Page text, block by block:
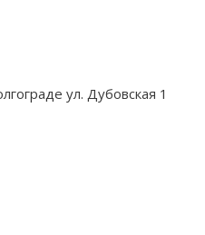
ул. Дубовская 1